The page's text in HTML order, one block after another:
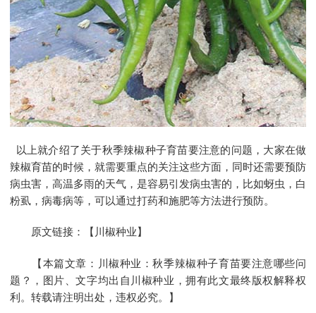
以上就介绍了关于秋季辣椒种子育苗要注意的问题 ，大家在做
辣椒育苗的时候，就需要重点的关注这些方面，同时还需要预防
病虫害，高温多雨的天气，是容易引发病虫害的，比如蚜虫，白
粉虱，病毒病等，可以通过打药和施肥等方法进行预防。
原文链接：【川椒种业】
【本篇文章：川椒种业：秋季辣椒种子育苗要注意哪些问
题？，图片、文字均出自川椒种业，拥有此文最终版权解释权
利。转载请注明出处，违权必究。】